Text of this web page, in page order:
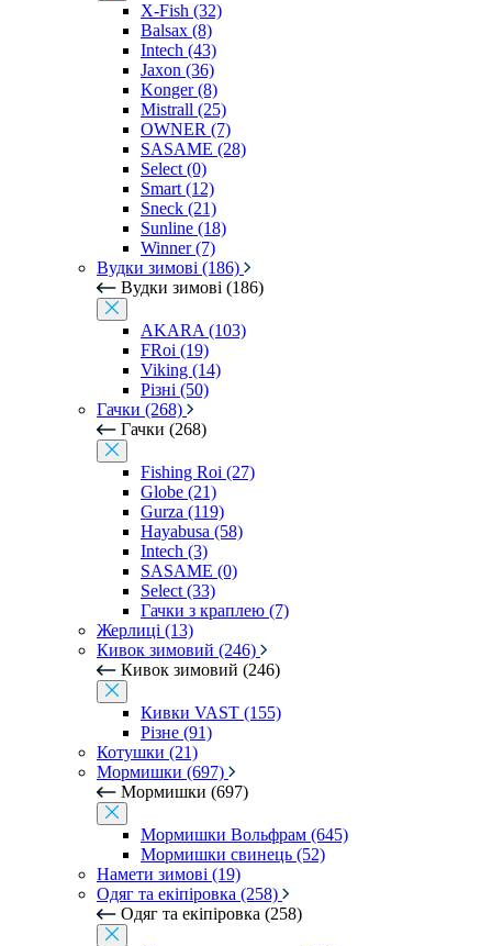
X-Fish (32)
Balsax (8)
Intech (43)
Jaxon (36)
Konger (8)
Mistrall (25)
OWNER (7)
SASAME (28)
Select (0)
Smart (12)
Sneck (21)
Sunline (18)
Winner (7)
Вудки зимові (186)
Вудки зимові (186)
AKARA (103)
FRoi (19)
Viking (14)
Різні (50)
Гачки (268)
Гачки (268)
Fishing Roi (27)
Globe (21)
Gurza (119)
Hayabusa (58)
Intech (3)
SASAME (0)
Select (33)
Гачки з краплею (7)
Жерлиці (13)
Кивок зимовий (246)
Кивок зимовий (246)
Кивки VAST (155)
Різне (91)
Котушки (21)
Мормишки (697)
Мормишки (697)
Мормишки Вольфрам (645)
Мормишки свинець (52)
Намети зимові (19)
Одяг та екіпіровка (258)
Одяг та екіпіровка (258)